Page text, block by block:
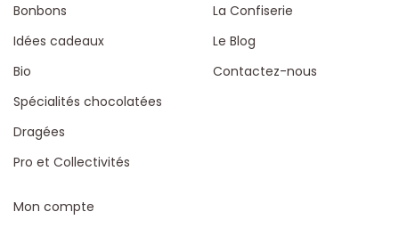
Bonbons
Idées cadeaux
Bio
Spécialités chocolatées
Dragées
Pro et Collectivités
La Confiserie
Le Blog
Contactez-nous
Mon compte